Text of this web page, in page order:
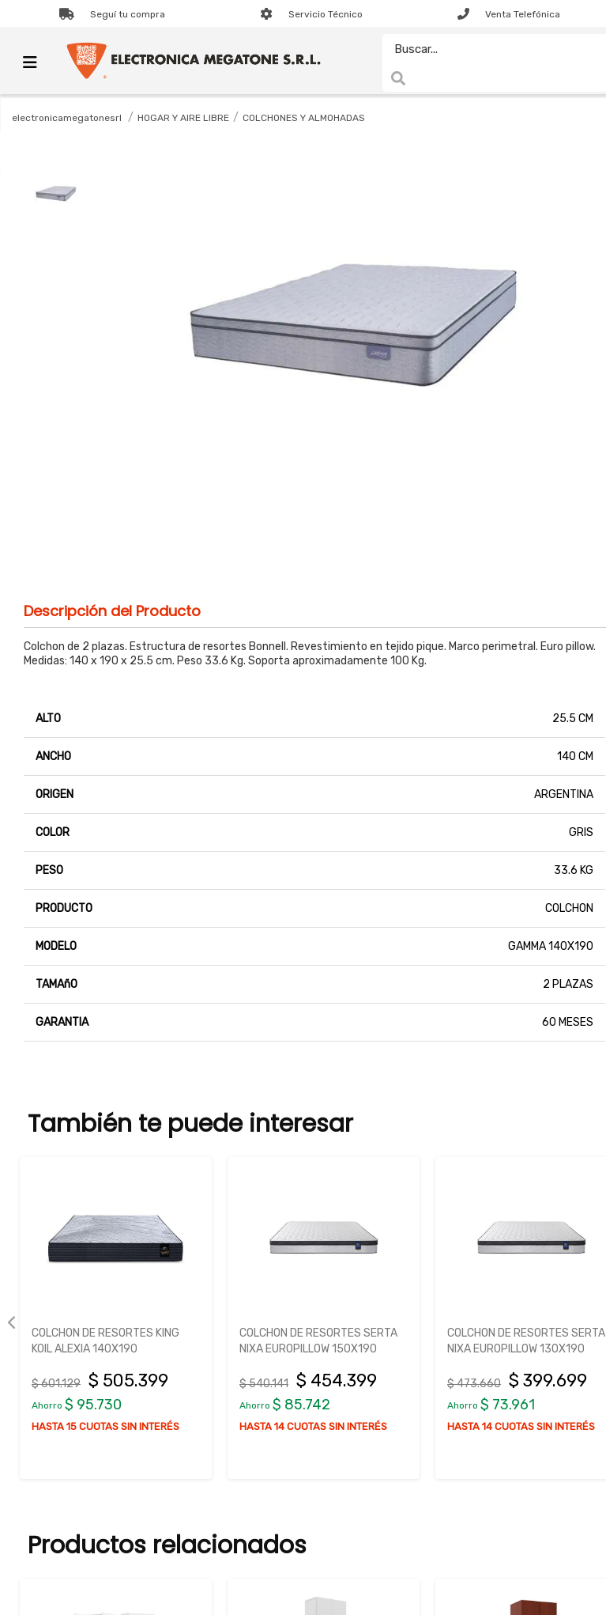
Seguí tu compra Servicio Técnico Venta Telefónica
electronicamegatonesrl HOGAR Y AIRE LIBRE COLCHONES Y ALMOHADAS
Descripción del Producto
Colchon de 2 plazas. Estructura de resortes Bonnell. Revestimiento en tejido pique. Marco perimetral. Euro pillow.
Medidas: 140 x 190 x 25.5 cm. Peso 33.6 Kg. Soporta aproximadamente 100 Kg.
ALTO 25.5 CM
ANCHO 140 CM
ORIGEN ARGENTINA
COLOR GRIS
PESO 33.6 KG
PRODUCTO COLCHON
MODELO GAMMA 140X190
TAMAñO 2 PLAZAS
GARANTIA 60 MESES
También te puede interesar
COLCHON DE RESORTES KING
KOIL ALEXIA 140X190
$ 601.129 $ 505.399
Ahorro $ 95.730
HASTA 15 CUOTAS SIN INTERÉS
COLCHON DE RESORTES SERTA
NIXA EUROPILLOW 150X190
$ 540.141 $ 454.399
Ahorro $ 85.742
HASTA 14 CUOTAS SIN INTERÉS
COLCHON DE RESORTES SERTA
NIXA EUROPILLOW 130X190
$ 473.660 $ 399.699
Ahorro $ 73.961
HASTA 14 CUOTAS SIN INTERÉS
Productos relacionados